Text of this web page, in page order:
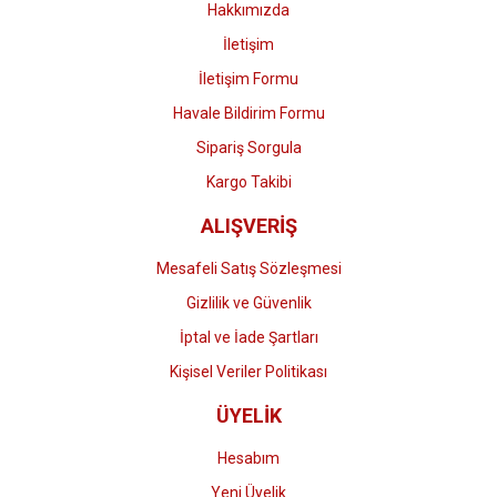
Gönder
Hakkımızda
İletişim
İletişim Formu
Havale Bildirim Formu
Sipariş Sorgula
Kargo Takibi
ALIŞVERİŞ
Mesafeli Satış Sözleşmesi
Gizlilik ve Güvenlik
İptal ve İade Şartları
Kişisel Veriler Politikası
ÜYELİK
Hesabım
Yeni Üyelik